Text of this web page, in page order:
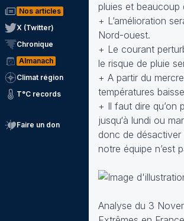
Nos articles
X (Twitter)
Chronique
Almanach
Climat région
T°C records
Faire un don
pluies et beaucoup
+ L’amélioration
Nord-ouest.
+ Le courant
le risque de pluie
+ A partir du
températures
+ Il faut dire qu’on
jusqu‘à lundi ou
donc de
notre équipe n’est
Analyse du 3